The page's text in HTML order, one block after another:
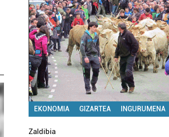
EKONOMIA GIZARTEA INGURUMENA
Zaldibia